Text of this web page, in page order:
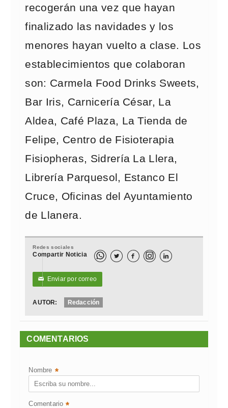
recogerán una vez que hayan
finalizado las navidades y los
menores hayan vuelto a clase. Los
establecimientos que colaboran
son: Carmela Food Drinks Sweets,
Bar Iris, Carnicería César, La
Aldea, Café Plaza, La Tienda de
Felipe, Centro de Fisioterapia
Fisiopheras, Sidrería La Llera,
Librería Parquesol, Estanco El
Cruce, Oficinas del Ayuntamiento
de Llanera.
Redes sociales
Compartir Noticia   
✉ Enviar por correo
AUTOR: Redacción
COMENTARIOS
Nombre *
Comentario *